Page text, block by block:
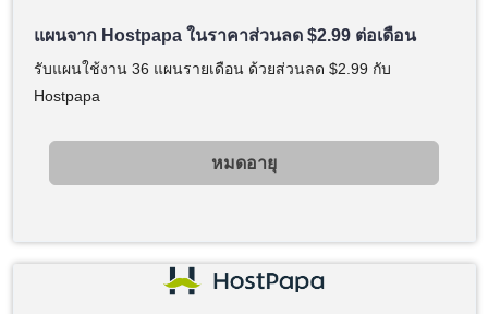
แผนจาก Hostpapa ในราคาส่วนลด $2.99ต่อเดือน
รับแผนใช้งาน 36 แผนรายเดือน ด้วยส่วนลด $2.99 กับ
Hostpapa
หมดอายุ